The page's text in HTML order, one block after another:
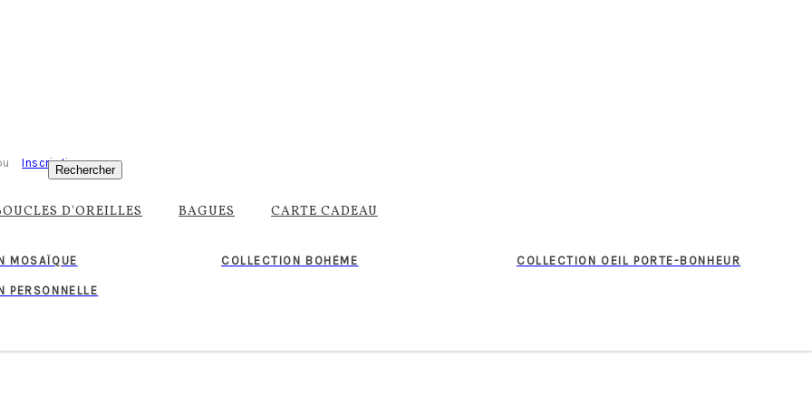
Inscription
Rechercher
MOSAÏQUE COLLECTION BOHÈME COLLECTION OEIL PORTE-BONHEUR
PERSONNELLE
D'OREILLES BAGUES CARTE CADEAU